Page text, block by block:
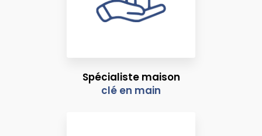
Spécialiste maison
clé en main